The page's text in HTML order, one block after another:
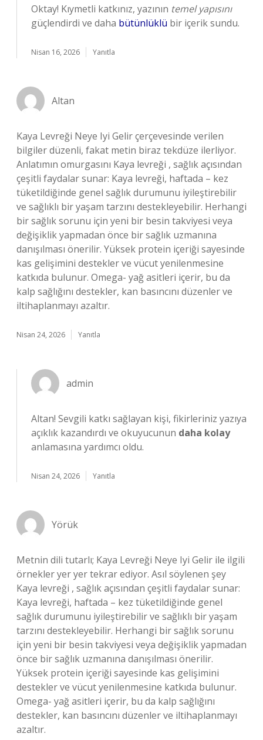
Oktay! Kıymetli katkınız, yazının temel yapısını
güçlendirdi ve daha bütünlüklü bir içerik sundu.
Nisan 16, 2026 Yanıtla
Altan
Kaya Levreği Neye Iyi Gelir çerçevesinde verilen
bilgiler düzenli, fakat metin biraz tekdüze ilerliyor.
Anlatımın omurgasını Kaya levreği , sağlık açısından
çeşitli faydalar sunar: Kaya levreği, haftada – kez
tüketildiğinde genel sağlık durumunu iyileştirebilir
ve sağlıklı bir yaşam tarzını destekleyebilir. Herhangi
bir sağlık sorunu için yeni bir besin takviyesi veya
değişiklik yapmadan önce bir sağlık uzmanına
danışılması önerilir. Yüksek protein içeriği sayesinde
kas gelişimini destekler ve vücut yenilenmesine
katkıda bulunur. Omega- yağ asitleri içerir, bu da
kalp sağlığını destekler, kan basıncını düzenler ve
iltihaplanmayı azaltır.
Nisan 24, 2026 Yanıtla
admin
Altan! Sevgili katkı sağlayan kişi, fikirleriniz yazıya
açıklık kazandırdı ve okuyucunun daha kolay
anlamasına yardımcı oldu.
Nisan 24, 2026 Yanıtla
Yörük
Metnin dili tutarlı; Kaya Levreği Neye Iyi Gelir ile ilgili
örnekler yer yer tekrar ediyor. Asıl söylenen şey
Kaya levreği , sağlık açısından çeşitli faydalar sunar:
Kaya levreği, haftada – kez tüketildiğinde genel
sağlık durumunu iyileştirebilir ve sağlıklı bir yaşam
tarzını destekleyebilir. Herhangi bir sağlık sorunu
için yeni bir besin takviyesi veya değişiklik yapmadan
önce bir sağlık uzmanına danışılması önerilir.
Yüksek protein içeriği sayesinde kas gelişimini
destekler ve vücut yenilenmesine katkıda bulunur.
Omega- yağ asitleri içerir, bu da kalp sağlığını
destekler, kan basıncını düzenler ve iltihaplanmayı
azaltır.